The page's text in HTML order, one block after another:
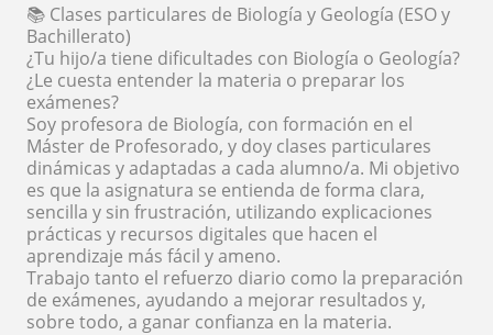
📚 Clases particulares de Biología y Geología (ESO y
Bachillerato)
¿Tu hijo/a tiene dificultades con Biología o Geología?
¿Le cuesta entender la materia o preparar los
exámenes?
Soy profesora de Biología, con formación en el
Máster de Profesorado, y doy clases particulares
dinámicas y adaptadas a cada alumno/a. Mi objetivo
es que la asignatura se entienda de forma clara,
sencilla y sin frustración, utilizando explicaciones
prácticas y recursos digitales que hacen el
aprendizaje más fácil y ameno.
Trabajo tanto el refuerzo diario como la preparación
de exámenes, ayudando a mejorar resultados y,
sobre todo, a ganar confianza en la materia.